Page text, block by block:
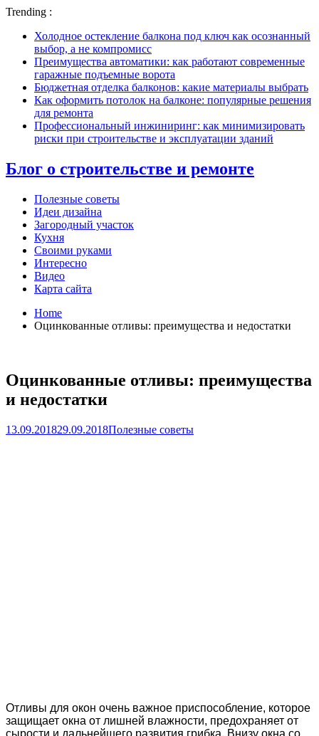
Trending :
Холодное остекление балкона под ключ как осознанный
выбор, а не компромисс
Преимущества автоматики: как работают современные
гаражные подъемные ворота
Бюджетная отделка балконов: какие материалы выбрать
Как оформить потолок на балконе: популярные решения
для ремонта
Профессиональный инжиниринг: как минимизировать
риски при строительстве и эксплуатации зданий
Блог о строительстве и ремонте
Полезные советы
Идеи дизайна
Загородный участок
Кухня
Своими руками
Интересно
Видео
Карта сайта
Home
Оцинкованные отливы: преимущества и недостатки
Оцинкованные отливы: преимущества
и недостатки
13.09.201829.09.2018Полезные советы
Отливы для окон очень важное приспособление, которое
защищает окна от лишней влажности, предохраняет от
сырости и дальнейшего развития грибка. Внизу окна со